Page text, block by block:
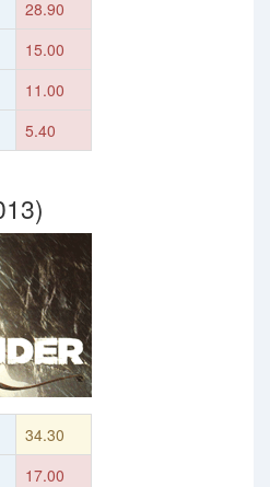
28.90
15.00
11.00
5.40
34.30
17.00